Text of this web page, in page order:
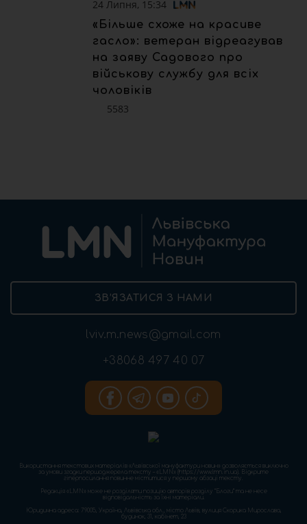
24 Липня, 15:34
«Більше схоже на красиве
гасло»: ветеран відреагував
на заяву Садового про
військову службу для всіх
чоловіків
5583
ЗВ’ЯЗАТИСЯ З НАМИ
lviv.m.news@gmail.com
+38068 497 40 07
Використання текстових матеріалів «Львівської мануфактури новин» дозволяється виключно
за умови згадки першоджерела тексту – «LMN» (https://www.lmn.in.ua). Відкрите
гіперпосилання повинне міститися у першому абзаці тексту.
Редакція «LMN» може не розділяти позицію авторів розділу “Блоги” та не несе
відповідальність за їхні матеріали.
Юридична адреса: 79005, Україна, Львівська обл., місто Львів, вулиця Скорика Мирослава,
будинок, 31, кабінет, 23